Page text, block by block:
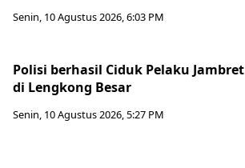
Senin, 10 Agustus 2026, 6:03 PM
Polisi berhasil Ciduk Pelaku Jambret
di Lengkong Besar
Senin, 10 Agustus 2026, 5:27 PM